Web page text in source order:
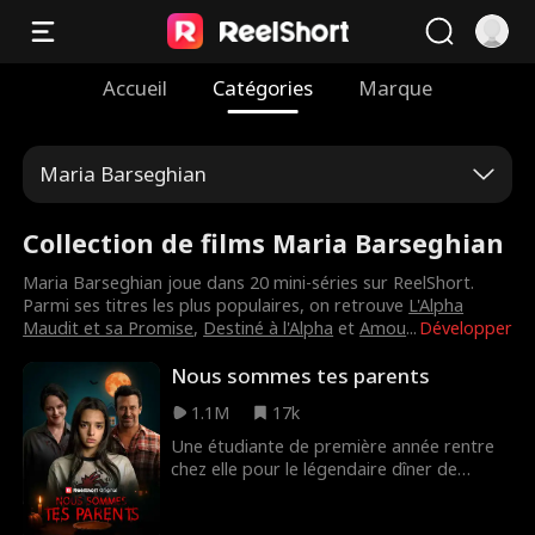
Accueil Catégories Marque
Maria Barseghian
Collection de films Maria Barseghian
Développer
Maria Barseghian joue dans 20 mini-séries sur ReelShort.
Parmi ses titres les plus populaires, on retrouve L'Alpha
Maudit et sa Promise, Destiné à l'Alpha etAmou...
Nous sommes tes parents
1.1M
17k
Une étudiante de première année rentre
chez elle pour le légendaire dîner de